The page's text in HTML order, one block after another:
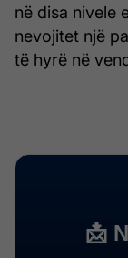
në disa nivele
nevojitet një
të hyrë në